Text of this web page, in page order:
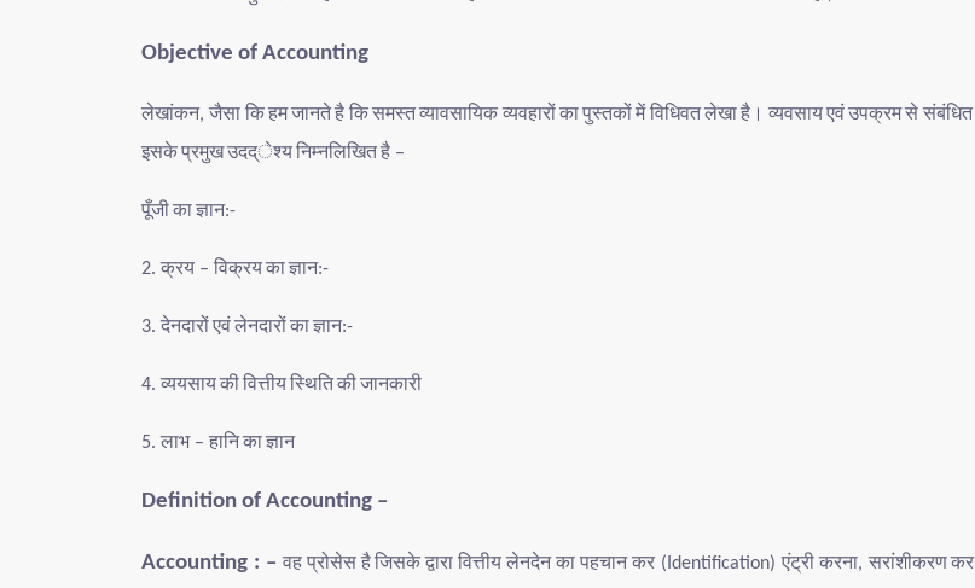
Objective of Accounting
लेखांकन,जैसाकिहमजानतेहैकिसमस्तव्यावसायिकव्यवहारोंकापुस्तकोंमेंविधिवतलेखाहै। व्यवसायएवंउपक्रमसेसंबंधित
इसकेप्रमुखउदद्ेश्यनिम्नलिखितहै –
पूँजीकाज्ञान:-
2. क्रय – विक्रयकाज्ञान:-
3. देनदारोंएवंलेनदारोंकाज्ञान:-
4. व्ययसायकीवित्तीयस्थितिकीजानकारी
5. लाभ– हानिकाज्ञान
Definition of Accounting –
Accounting : – वहप्रोसेसहैजिसकेद्वारावित्तीयलेनदेनकापहचानकर(Identification) एंट्रीकरना, सरांशीकरणकर